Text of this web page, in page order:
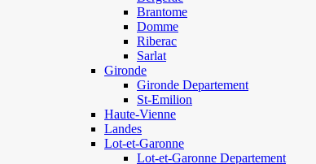
Brantome
Domme
Riberac
Sarlat
Gironde
Gironde Departement
St-Emilion
Haute-Vienne
Landes
Lot-et-Garonne
Lot-et-Garonne Departement